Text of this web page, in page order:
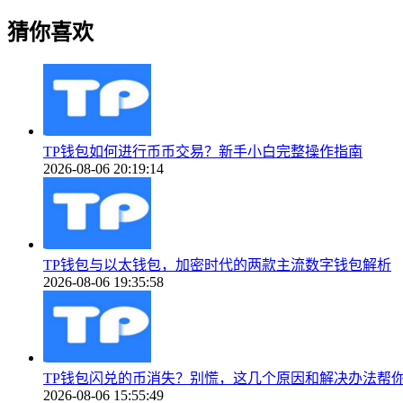
猜你喜欢
TP钱包如何进行币币交易？新手小白完整操作指南
2026-08-06 20:19:14
TP钱包与以太钱包，加密时代的两款主流数字钱包解析
2026-08-06 19:35:58
TP钱包闪兑的币消失？别慌，这几个原因和解决办法帮
2026-08-06 15:55:49